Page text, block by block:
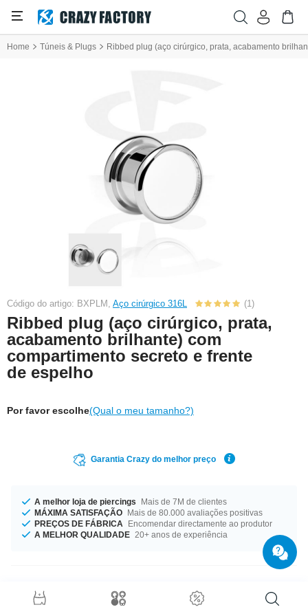
Home Túneis & Plugs Ribbed plug (aço cirúrgico, prata, acabamento
Código do artigo: BXPLM, Aço cirúrgico 316L (1)
Ribbed plug (aço cirúrgico, prata,
acabamento brilhante) com
compartimento secreto e frente
de espelho
Por favor escolhe(Qual o meu tamanho?)
Garantia Crazy do melhor preço
A melhor loja de piercings
Mais de 7M de clientes
MÁXIMA SATISFAÇÃO Mais de 80.000 avaliações positivas
PREÇOS DE FÁBRICA
Encomendar directamente ao produtor
A MELHOR QUALIDADE 20+ anos de experiência
Detalhes do produto